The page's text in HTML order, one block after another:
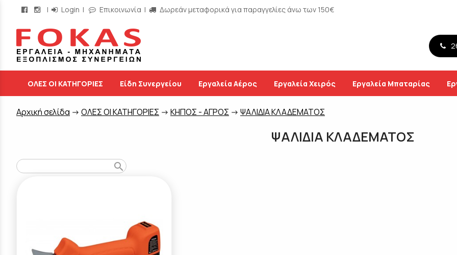
| Login | Επικοινωνία | Δωρεάν μεταφορικά για παραγγελίες άνω των 150€
/
ΟΛΕΣ ΟΙ ΚΑΤΗΓΟΡΙΕΣ Είδη Συνεργείου Εργαλεία Αέρος Εργαλεία Χειρός Εργαλεία Μπαταρίας
Aρχική σελίδα -> ΟΛΕΣ ΟΙ ΚΑΤΗΓΟΡΙΕΣ -> ΚΗΠΟΣ - ΑΓΡΟΣ -> ΨΑΛΙΔΙΑ ΚΛΑΔΕΜΑΤΟΣ
ΨΑΛΙΔΙΑ ΚΛΑΔΕΜΑΤΟΣ
search